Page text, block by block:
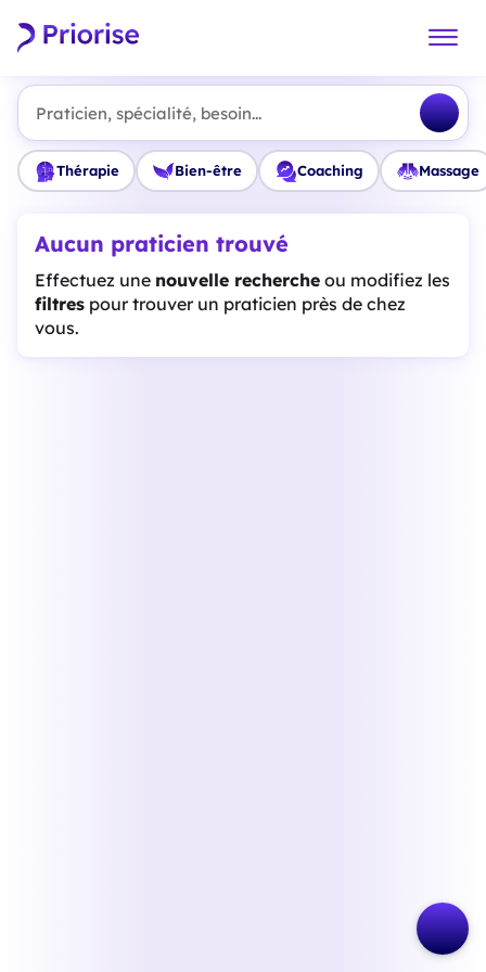
Praticien, spécialité, besoin...
Thérapie Bien-être Coaching Massage
Aucun praticien trouvé
Effectuez une nouvelle recherche ou modifiez les
filtres pour trouver un praticien près de chez
vous.